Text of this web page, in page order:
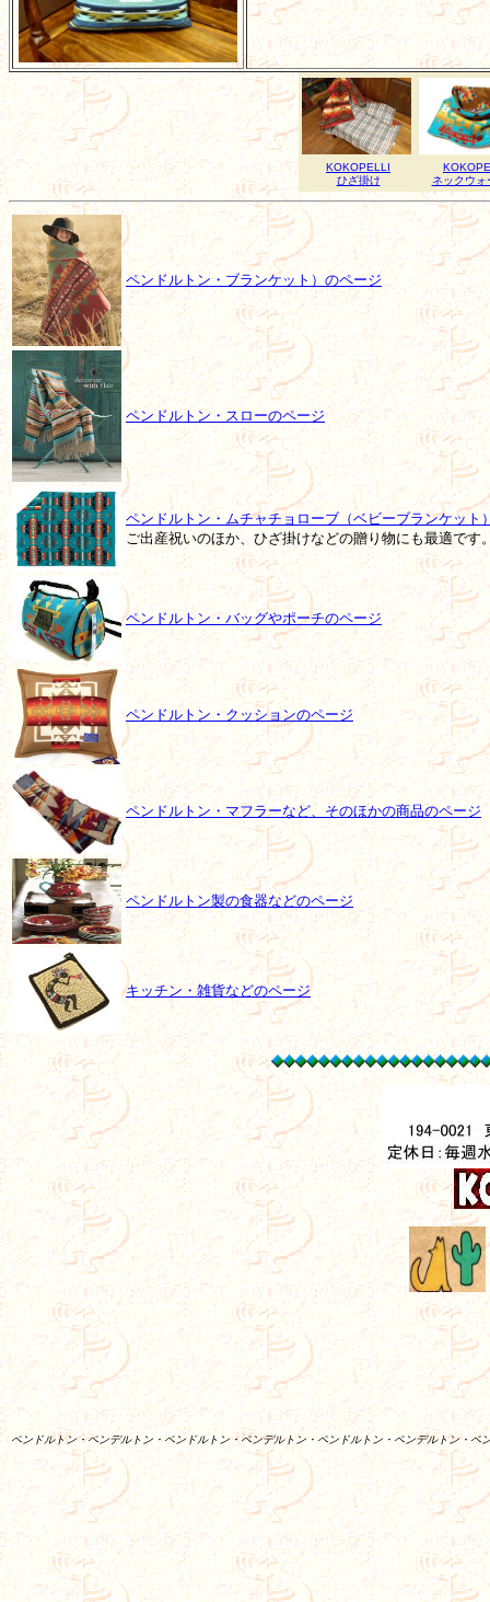
KOKOPELLI
ひざ掛け
ネックウォ
ペンドルトン・ブランケット）のページ
ペンドルトン・スローのページ
ペンドルトン・ムチャチョローブ（ベビーブランケット
ご出産祝いのほか、ひざ掛けなどの贈り物にも最適です
ペンドルトン・バッグやポーチのページ
ペンドルトン・クッションのページ
ペンドルトン・マフラーなど、そのほかの商品のページ
ペンドルトン製の食器などのページ
キッチン・雑貨などのページ
ペンドルトン・ペンデルトン・ペンドルトン・ペンデルトン・ペンドルトン・ペンデルトン・